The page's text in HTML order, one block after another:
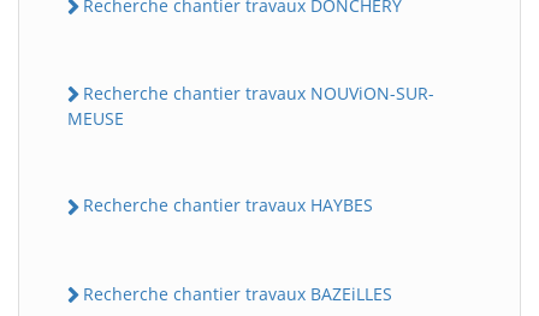
Recherche chantier travaux DONCHERY
Recherche chantier travaux NOUViON-SUR-
MEUSE
Recherche chantier travaux HAYBES
Recherche chantier travaux BAZEiLLES